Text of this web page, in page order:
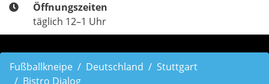
Öffnungszeiten
täglich 12–1 Uhr
Fußballkneipe Deutschland
Stuttgart
Bistro Dialog